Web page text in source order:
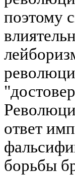
поэтому
ответ
борьбы